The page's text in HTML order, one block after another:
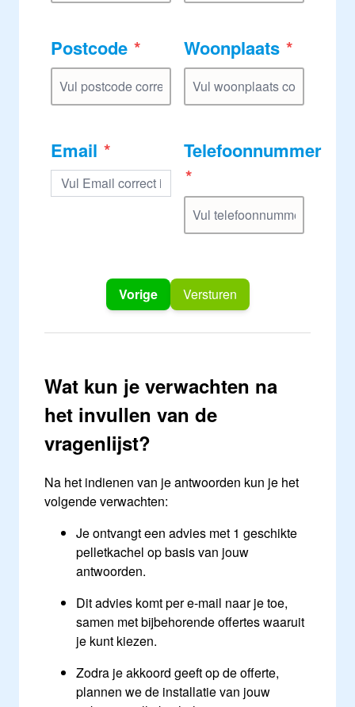
Postcode Woonplaats
Email Telefoonnummer
Vorige Versturen
Wat kun je verwachten na
het invullen van de
vragenlijst?
Na het indienen van je antwoorden kun je het
volgende verwachten:
Je ontvangt een advies met 1 geschikte
pelletkachel op basis van jouw
antwoorden.
Dit advies komt per e-mail naar je toe,
samen met bijbehorende offertes waaruit
je kunt kiezen.
Zodra je akkoord geeft op de offerte,
plannen we de installatie van jouw